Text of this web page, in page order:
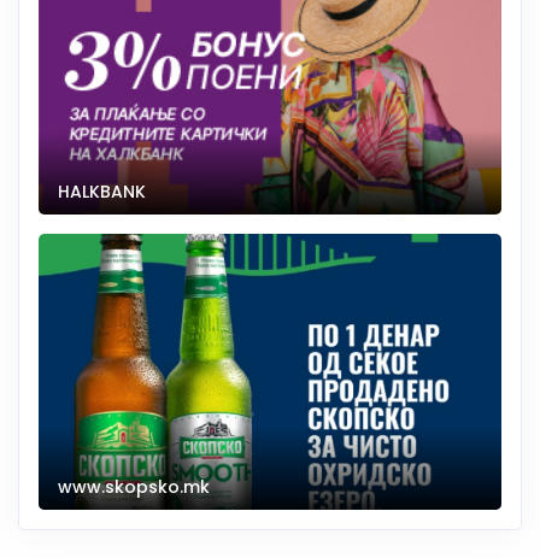
HALKBANK
www.skopsko.mk